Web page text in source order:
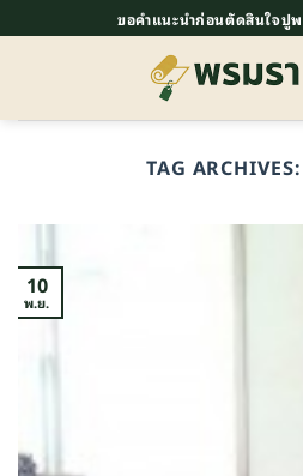
ไป
ขอคำแนะนำก่อนตัดสินใจปู
TAG ARCHIVES:
10
พ.ย.